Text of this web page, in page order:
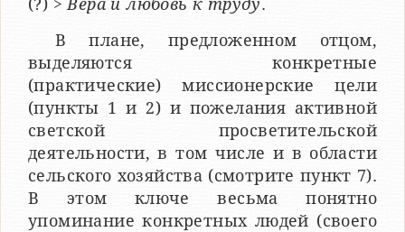
В плане, предложенном отцом,
выделяются конкретные
(практические) миссионерские цели
(пункты 1 и 2) и пожелания активной
светской просветительской
деятельности, в том числе и в области
сельского хозяйства (смотрите пункт 7).
В этом ключе весьма понятно
упоминание конкретных людей (своего